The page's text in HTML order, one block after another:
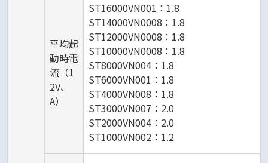
平均起
動時電
流（1
2V、
A）
ST16000VN001：1.8
ST14000VN0008：1.8
ST12000VN0008：1.8
ST10000VN0008：1.8
ST8000VN004：1.8
ST6000VN001：1.8
ST4000VN008：1.8
ST3000VN007：2.0
ST2000VN004：2.0
ST1000VN002：1.2